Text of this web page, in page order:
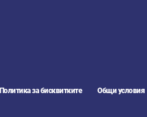
Политика за бисквитките
Общи условия